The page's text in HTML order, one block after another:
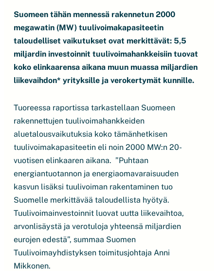
Suomeen tähän mennessä rakennetun 2000
megawatin (MW) tuulivoimakapasiteetin
taloudelliset vaikutukset ovat merkittävät: 5,5
miljardin investoinnit tuulivoimahankkeisiin tuovat
koko elinkaarensa aikana muun muassa miljardien
liikevaihdon* yrityksille ja verokertymät kunnille.
Tuoreessa raportissa tarkastellaan Suomeen
rakennettujen tuulivoimahankkeiden
aluetalousvaikutuksia koko tämänhetkisen
tuulivoimakapasiteetin eli noin 2000 MW:n 20-
vuotisen elinkaaren aikana. ”Puhtaan
energiantuotannon ja energiaomavaraisuuden
kasvun lisäksi tuulivoiman rakentaminen tuo
Suomelle merkittävää taloudellista hyötyä.
Tuulivoimainvestoinnit luovat uutta liikevaihtoa,
arvonlisäystä ja verotuloja yhteensä miljardien
eurojen edestä”, summaa Suomen
Tuulivoimayhdistyksen toimitusjohtaja Anni
Mikkonen.